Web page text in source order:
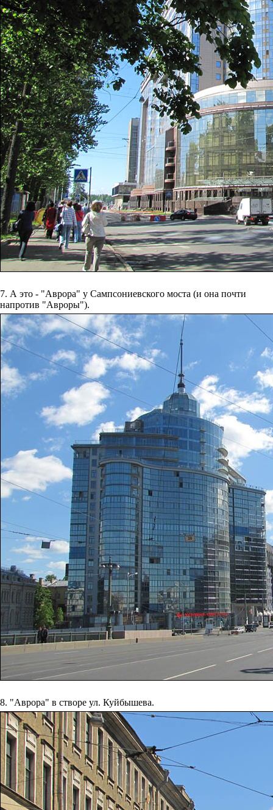
7. А это - "Аврора" у Сампсониевского моста (и она почти
напротив "Авроры").
8. "Аврора" в створе ул. Куйбышева.